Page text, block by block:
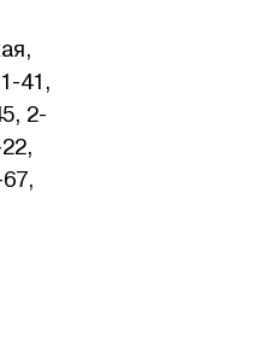
41,
2-